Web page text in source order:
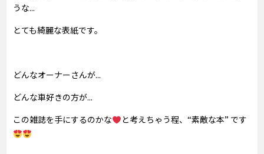
うな...
とても綺麗な表紙です。
どんなオーナーさんが...
どんな車好きの方が...
この雑誌を手にするのかな
と考えちゃう程、“素敵な本” です